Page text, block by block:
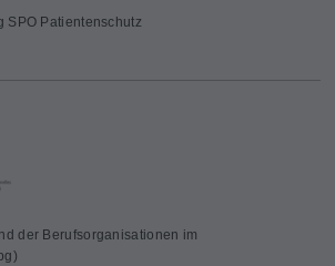
SPO Patientenschutz
der Berufsorganisationen im